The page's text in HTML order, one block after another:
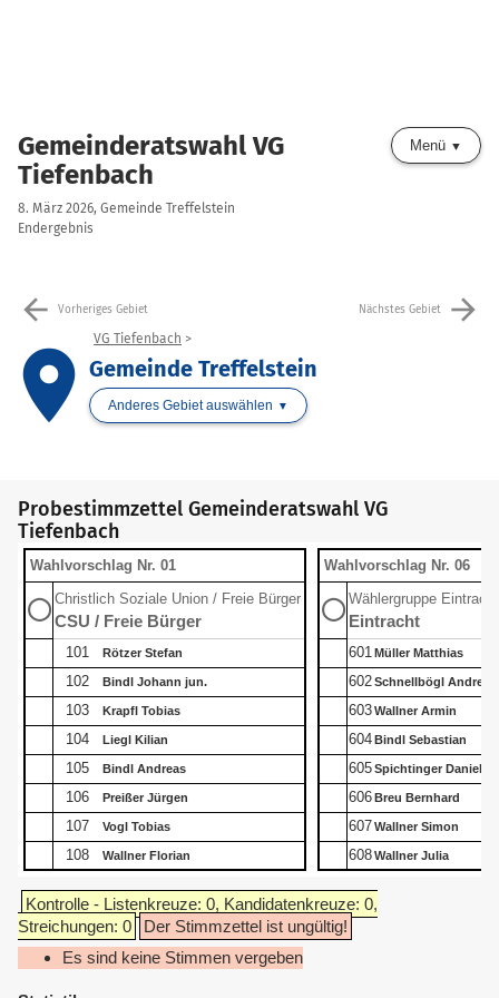
Gemeinderatswahl VG
Tiefenbach
8. März 2026, Gemeinde Treffelstein
Endergebnis
Menü
arrow_back Vorheriges Gebiet Nächstes Gebiet arrow_forward
place
VG Tiefenbach
Gemeinde Treffelstein
Anderes Gebiet auswählen
Probestimmzettel Gemeinderatswahl VG
Tiefenbach
Wahlvorschlag Nr. 01
◯ Christlich Soziale Union / Freie Bürger
CSU / Freie Bürger
101 Rötzer Stefan
102 Bindl Johann jun.
103 Krapfl Tobias
104 Liegl Kilian
105 Bindl Andreas
106 Preißer Jürgen
107 Vogl Tobias
108 Wallner Florian
Wahlvorschlag Nr. 06
◯ Wählergruppe Eintracht
Eintracht
601Müller Matthias
602Schnellbögl Andreas
603Wallner Armin
604Bindl Sebastian
605Spichtinger Daniel
606Breu Bernhard
607Wallner Simon
608Wallner Julia
Kontrolle - Listenkreuze: 0, Kandidatenkreuze: 0,
Streichungen: 0
Der Stimmzettel ist ungültig!
Es sind keine Stimmen vergeben